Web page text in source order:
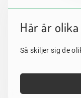
Här är
Så skiljer sig de